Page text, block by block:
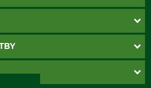
cookie
udajov